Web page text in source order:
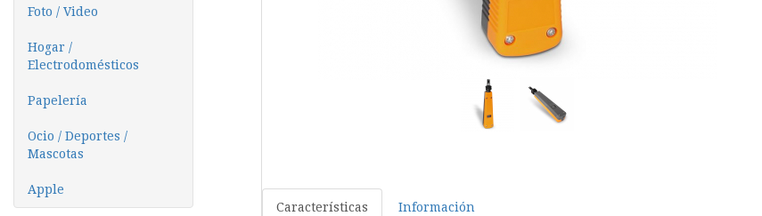
Foto / Video
Hogar /
Electrodomésticos
Papelería
Ocio / Deportes /
Mascotas
Apple
Características Información